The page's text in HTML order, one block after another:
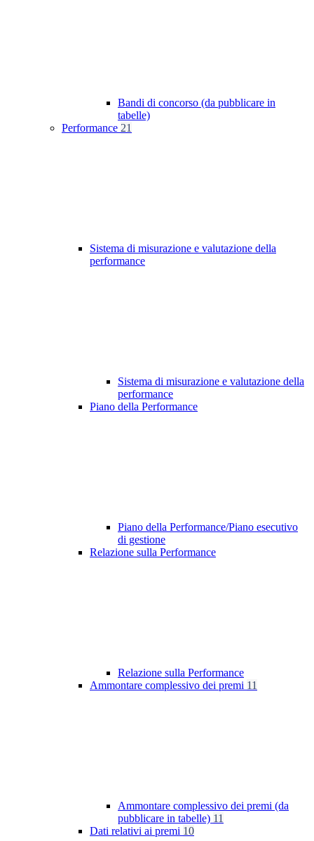
Bandi di concorso (da pubblicare in
tabelle)
Performance 21
Sistema di misurazione e valutazione della
performance
Sistema di misurazione e valutazione della
performance
Piano della Performance
Piano della Performance/Piano esecutivo
di gestione
Relazione sulla Performance
Relazione sulla Performance
Ammontare complessivo dei premi 11
Ammontare complessivo dei premi (da
pubblicare in tabelle) 11
Dati relativi ai premi 10